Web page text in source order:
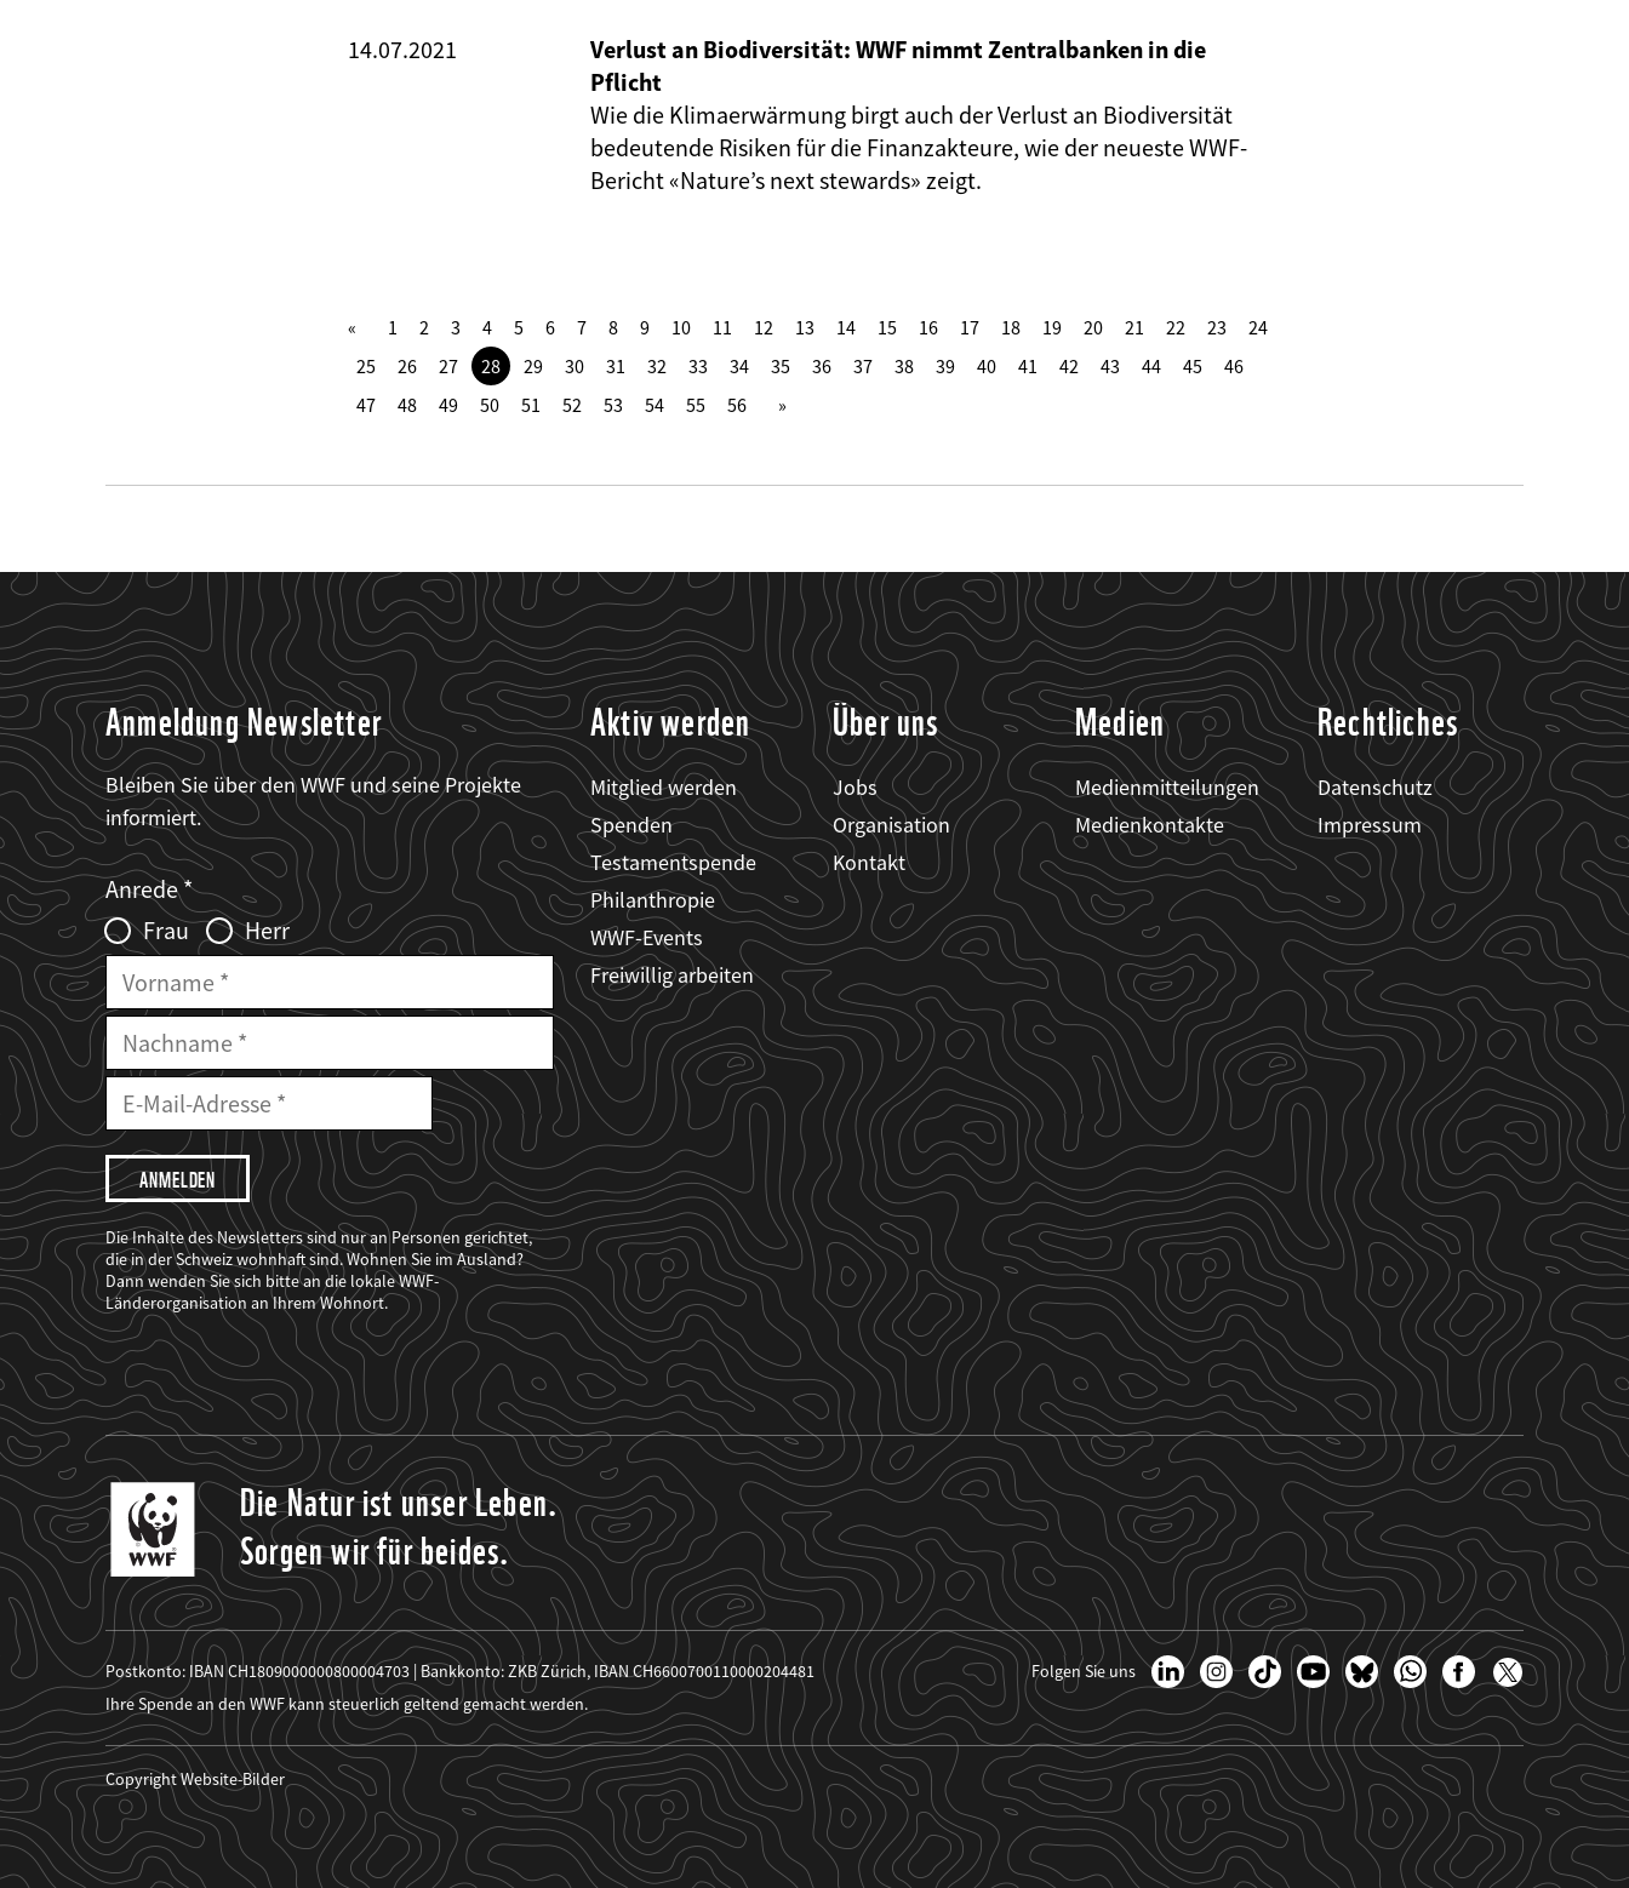
14.07.2021
Verlust an Biodiversität: WWF nimmt Zentralbanken in die
Pflicht
Wie die Klimaerwärmung birgt auch der Verlust an Biodiversität
bedeutende Risiken für die Finanzakteure, wie der neueste WWF-
Bericht «Nature’s next stewards» zeigt.
1 2 3 4 5 6 7 8 9 10 11 12 13 14 15 16 17 18 19 20 21 22 23
24
25
26 27 28 29 30 31 32 33 34 35 36 37 38 39 40 41 42 43 44 45
46
47
48 49 50 51 52 53 54 55 56
Anmeldung Newsletter
Bleiben Sie über den WWF und seine Projekte
informiert.
Web2Case
Infofelder
Fieldset
anrede_name
Anrede
Frau
Herr
Vorname
Nachname
E-
Mailadresse
Mail
Adresse
Ich
möchte,
dass
der
WWF
mich
über
seine
Projekte
informiert.
Die Inhalte des Newsletters sind nur an Personen gerichtet,
die in der Schweiz wohnhaft sind. Wohnen Sie im Ausland?
Dann wenden Sie sich bitte an die lokale WWF-
Länderorganisation an Ihrem Wohnort.
Aktiv werden
Mitglied werden
Spenden
Testamentspende
Philanthropie
WWF-Events
Freiwillig arbeiten
Über uns
Jobs
Organisation
Kontakt
Medien
Medienmitteilungen
Medienkontakte
Rechtliches
Datenschutz
Impressum
Die Natur ist unser Leben.
Sorgen wir für beides.
Postkonto: IBAN CH1809000000800004703 | Bankkonto: ZKB Zürich, IBAN CH6600700110000204481
Ihre Spende an den WWF kann steuerlich geltend gemacht werden.
Folgen Sie uns
Copyright Website-Bilder